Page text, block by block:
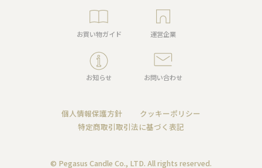
お買い物ガイド 運営企業
お知らせ お問い合わせ
個人情報保護方針
クッキーポリシー
特定商取引取引法に基づく表記
© Pegasus Candle Co., LTD. All rights reserved.